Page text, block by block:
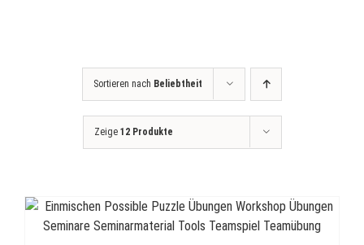
Sortieren nach Beliebtheit
Zeige 12 Produkte